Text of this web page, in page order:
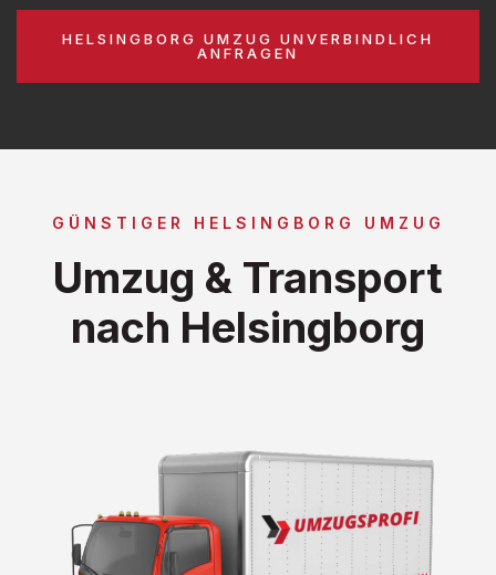
HELSINGBORG UMZUG UNVERBINDLICH
ANFRAGEN
GÜNSTIGER HELSINGBORG UMZUG
Umzug & Transport
nach Helsingborg